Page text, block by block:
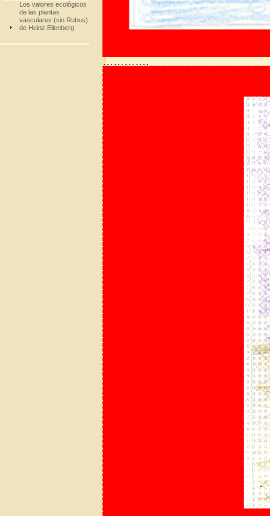
Los valores ecológicos
de las plantas
vasculares (sin Rubus)
de Heinz Ellenberg
………….